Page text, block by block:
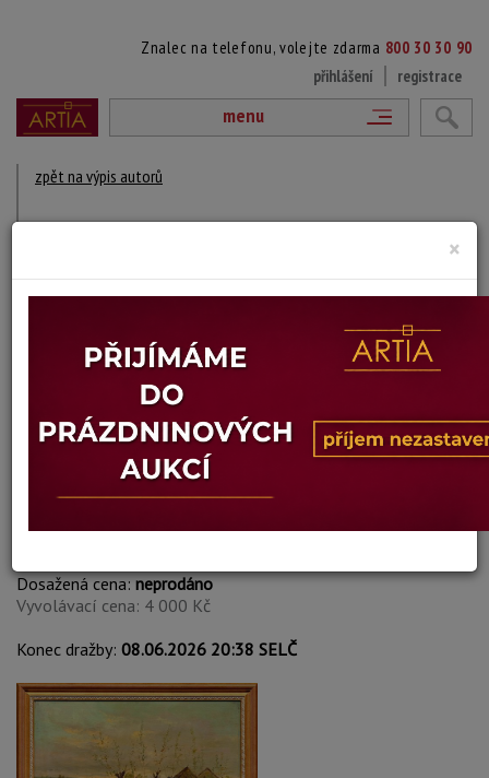
Znalec na telefonu, volejte zdarma 800 30 30 90
přihlášení
registrace
menu
zpět na výpis autorů
? - ?
DÍLA V AUKCÍCH
James Hill
133. PASAČKA DOBYTKA
Dosažená cena:neprodáno
Vyvolávací cena: 4 000 Kč
Konec dražby: 08.06.2026 20:38 SELČ
×